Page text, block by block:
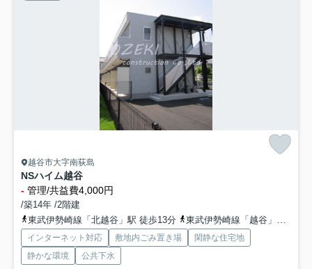
越谷市大字南荻島
NSハイム越谷
- 管理/共益費4,000円
/築14年 /2階建
東武伊勢崎線「北越谷」駅 徒歩13分
東武伊勢崎線「越谷」駅 徒歩30分
インターネット対応 敷地内ごみ置き場
閑静な住宅地
静かな環境
公共下水